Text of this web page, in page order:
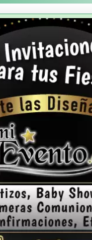
Aduanales
de Autos
de Cobranza
de Colocación
de Modelos
de Publicidad